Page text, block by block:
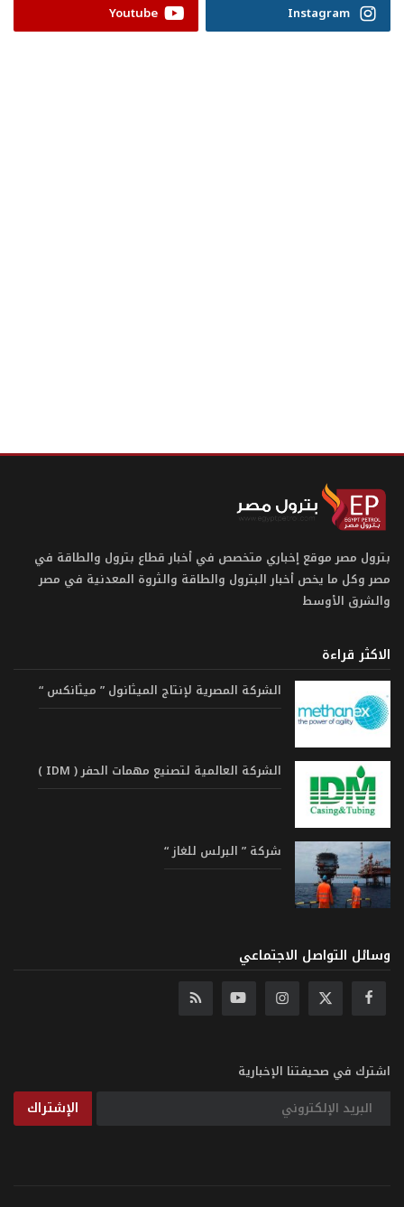
Instagram
Youtube
بترول مصر موقع إخباري متخصص في أخبار قطاع بترول والطاقة في
مصر وكل ما يخص أخبار البترول والطاقة والثروة المعدنية في مصر
والشرق الأوسط
الاكثر قراءة
الشركة المصرية لإنتاج الميثانول ” ميثانكس “
الشركة العالمية لتصنيع مهمات الحفر ( IDM )
شركة ” البرلس للغاز “
وسائل التواصل الاجتماعي
اشترك في صحيفتنا الإخبارية
الإشتراك